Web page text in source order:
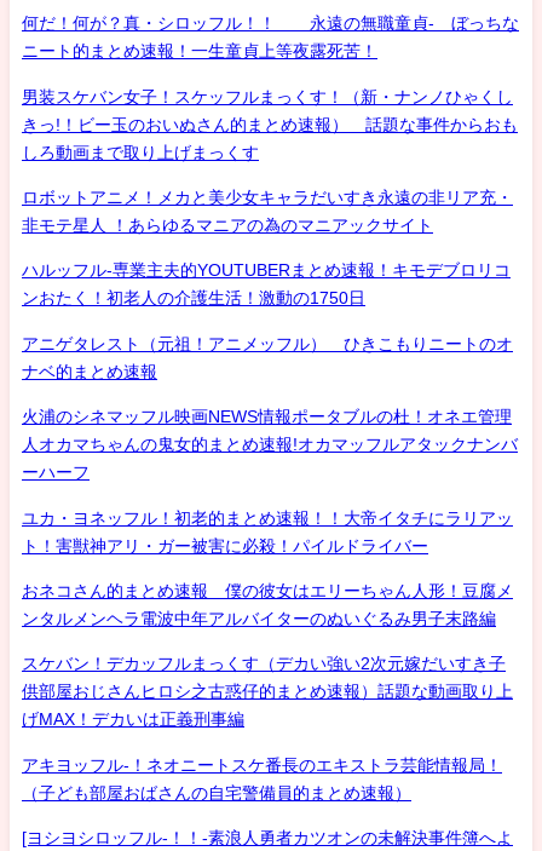
何だ！何が？真・シロッフル！！ 永遠の無職童貞- ぼっちな
ニート的まとめ速報！一生童貞上等夜露死苦！
男装スケバン女子！スケッフルまっくす！（新・ナンノひゃくし
きっ!！ビー玉のおいぬさん的まとめ速報） 話題な事件からおも
しろ動画まで取り上げまっくす
ロボットアニメ！メカと美少女キャラだいすき永遠の非リア充・
非モテ星人 ！あらゆるマニアの為のマニアックサイト
ハルッフル-専業主夫的YOUTUBERまとめ速報！キモデブロリコ
ンおたく！初老人の介護生活！激動の1750日
アニゲタレスト（元祖！アニメッフル） ひきこもりニートのオ
ナベ的まとめ速報
火浦のシネマッフル映画NEWS情報ポータブルの杜！オネエ管理
人オカマちゃんの鬼女的まとめ速報!オカマッフルアタックナンバ
ーハーフ
ユカ・ヨネッフル！初老的まとめ速報！！大帝イタチにラリアッ
ト！害獣神アリ・ガー被害に必殺！パイルドライバー
おネコさん的まとめ速報 僕の彼女はエリーちゃん人形！豆腐メ
ンタルメンヘラ電波中年アルバイターのぬいぐるみ男子末路編
スケバン！デカッフルまっくす（デカい強い2次元嫁だいすき子
供部屋おじさんヒロシ之古惑仔的まとめ速報）話題な動画取り上
げMAX！デカいは正義刑事編
アキヨッフル-！ネオニートスケ番長のエキストラ芸能情報局！
（子ども部屋おばさんの自宅警備員的まとめ速報）
[ヨシヨシロッフル-！！-素浪人勇者カツオンの未解決事件簿へよ